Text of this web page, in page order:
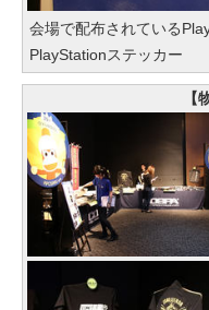
会場で配布されている
PlayStationステッカー
【